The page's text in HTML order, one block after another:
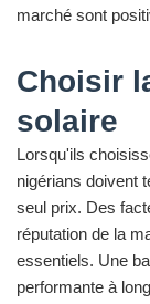
marché sont
Choisir
solaire
Lorsqu'ils
nigérians doivent
seul prix. Des
réputation de la
essentiels. Une
performante à